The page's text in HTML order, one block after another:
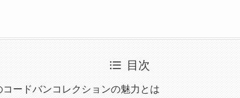
目次
コードバンコレクションの魅力とは